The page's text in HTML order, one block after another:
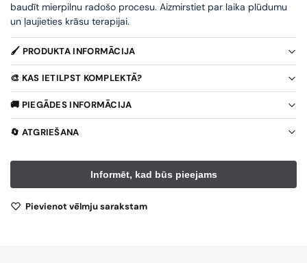
baudīt mierpilnu radošo procesu. Aizmirstiet par laika plūdumu
un ļaujieties krāsu terapijai.
🖌️ PRODUKTA INFORMĀCIJA
🎨 KAS IETILPST KOMPLEKTĀ?
🚚 PIEGĀDES INFORMĀCIJA
🔄 ATGRIEŠANA
Pievienot vēlmju sarakstam